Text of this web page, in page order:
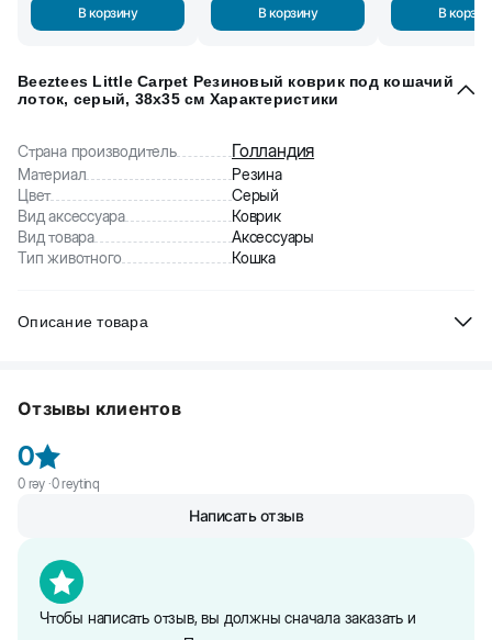
В корзину В корзину В
Beeztees Little Carpet Резиновый коврик под кошачий
лоток, серый, 38x35 см Характеристики
Страна производитель Голландия
Материал
Резина
Цвет
Серый
Вид аксессуара
Коврик
Вид товара
Аксессуары
Тип животного
Кошка
Описание товара
наполнителя, который остается на лапах кошки после
Отзывы клиентов
0
0rəy ·0reytinq
Чтобы написать отзыв, вы должны сначала заказать и
Написать отзыв